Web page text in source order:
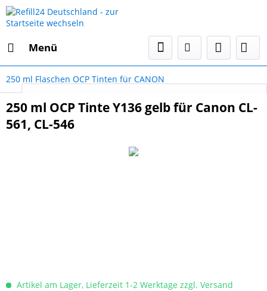
Menü
250 ml Flaschen OCP Tinten für CANON
250 ml OCP Tinte Y136 gelb für Canon CL-
561, CL-546
Artikel am Lager, Lieferzeit 1-2 Werktage zzgl. Versand